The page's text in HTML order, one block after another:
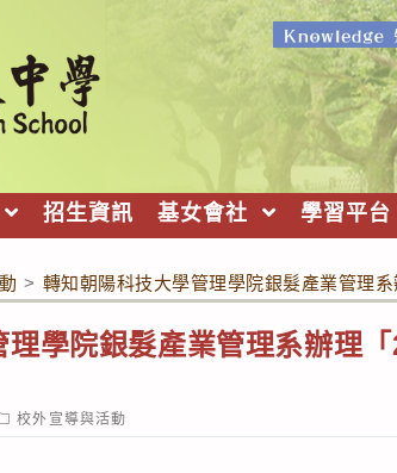
招生資訊 基女會社 學習平台
> 轉知朝陽科技大學管理學院銀髮產業管理
理學院銀髮產業管理系辦理
校外宣導與活動